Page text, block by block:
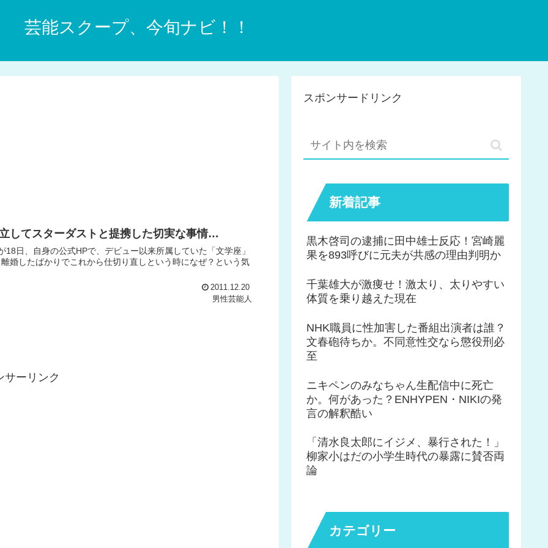
芸能スクープ、今旬ナビ！！
してスターダストと提携した切実な事情…
日、自身の公式HPで、デビュー以来所属していた「文学座」
婚したばかりでこれから仕切り直しという時になぜ？という気
2011.12.20
男性芸能人
サーリンク
スポンサードリンク
新着記事
黒木啓司の逮捕に田中雄士反応！宮崎麗
果を893呼びに元夫が共感の理由判明か
千葉雄大が激痩せ！激太り、太りやすい
体質を乗り越えた現在
NHK職員に性加害した番組出演者は誰？
文春砲待ちか。不同意性交なら懲役刑必
至
ニキペンのみなちゃん生配信中に死亡
か。何があった？ENHYPEN・NIKIの発
言の解釈酷い
「清水良太郎にイジメ、暴行された！」
柳家小はだの小学生時代の暴露に賛否両
論
カテゴリー